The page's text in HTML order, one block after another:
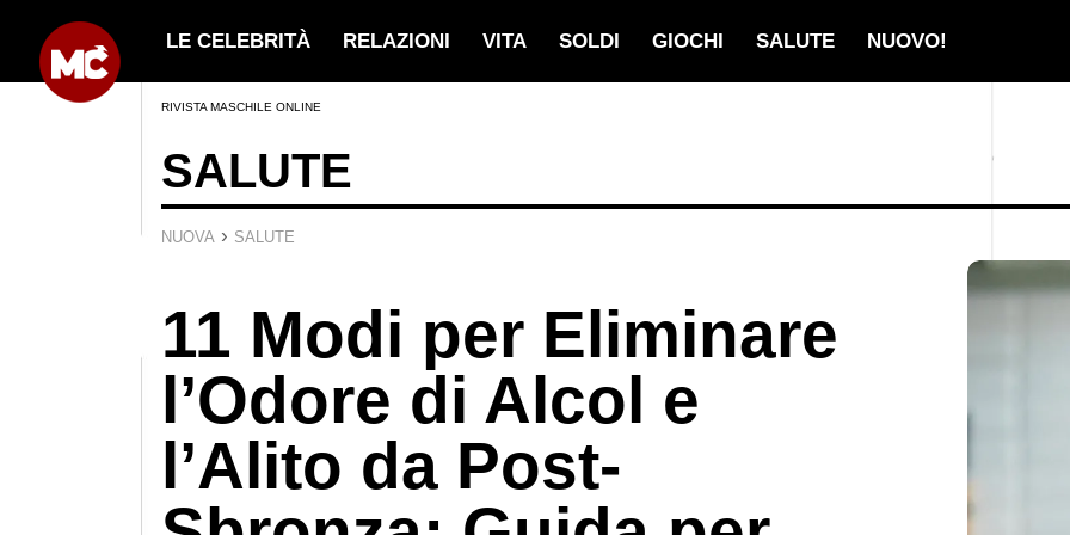
LE CELEBRITÀ RELAZIONI VITA SOLDI GIOCHI SALUTE NUOVO!
RIVISTA MASCHILE ONLINE
SALUTE
NUOVA › SALUTE
11 Modi per Eliminare
l’Odore di Alcol e
l’Alito da Post-